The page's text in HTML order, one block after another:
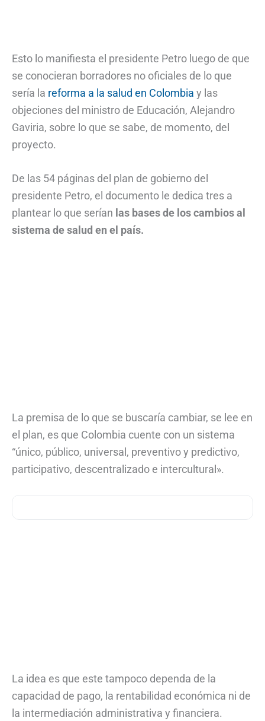
Esto lo manifiesta el presidente Petro luego de que
se conocieran borradores no oficiales de lo que
sería la reforma a la salud en Colombia y las
objeciones del ministro de Educación, Alejandro
Gaviria, sobre lo que se sabe, de momento, del
proyecto.
De las 54 páginas del plan de gobierno del
presidente Petro, el documento le dedica tres a
plantear lo que serían las bases de los cambios al
sistema de salud en el país.
La premisa de lo que se buscaría cambiar, se lee en
el plan, es que Colombia cuente con un sistema
“único, público, universal, preventivo y predictivo,
participativo, descentralizado e intercultural».
La idea es que este tampoco dependa de la
capacidad de pago, la rentabilidad económica ni de
la intermediación administrativa y financiera.